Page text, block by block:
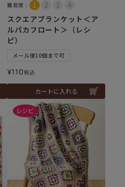
難易度：
スクエアブランケット＜ア
ルパカフロート＞（レシ
ピ）
メール便10個まで可
¥110税込
カートに入れる